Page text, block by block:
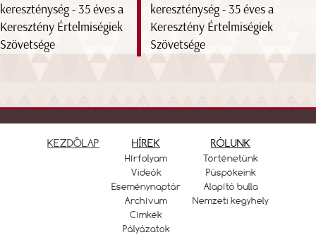
kereszténység - 35 éves a
Keresztény Értelmiségiek
Szövetsége
KEZDŐLAP HÍREK
Hírfolyam
Videók
Eseménynaptár
Archívum
Címkék
Pályázatok
RÓLUNK
Történetünk
Püspökeink
Alapító bulla
Nemzeti kegyhely